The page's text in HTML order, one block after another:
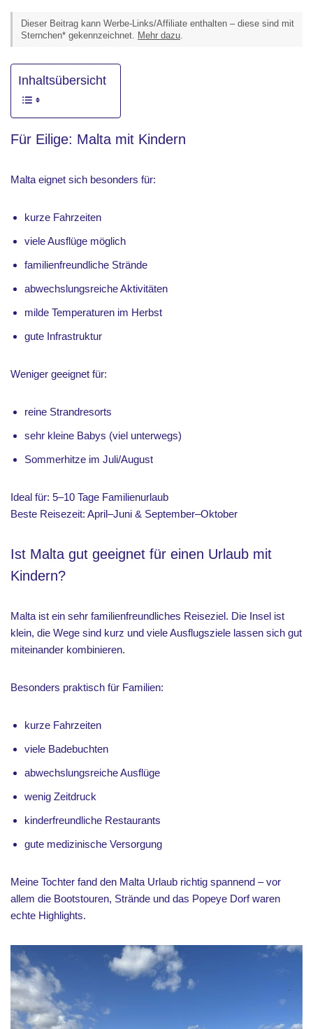
Dieser Beitrag kann Werbe-Links/Affiliate enthalten – diese sind mit
Sternchen* gekennzeichnet. Mehr dazu.
Inhaltsübersicht
Für Eilige: Malta mit Kindern
Malta eignet sich besonders für:
kurze Fahrzeiten
viele Ausflüge möglich
familienfreundliche Strände
abwechslungsreiche Aktivitäten
milde Temperaturen im Herbst
gute Infrastruktur
Weniger geeignet für:
reine Strandresorts
sehr kleine Babys (viel unterwegs)
Sommerhitze im Juli/August
Ideal für: 5–10 Tage Familienurlaub
Beste Reisezeit: April–Juni & September–Oktober
Ist Malta gut geeignet für einen Urlaub mit
Kindern?
Malta ist ein sehr familienfreundliches Reiseziel. Die Insel ist
klein, die Wege sind kurz und viele Ausflugsziele lassen sich gut
miteinander kombinieren.
Besonders praktisch für Familien:
kurze Fahrzeiten
viele Badebuchten
abwechslungsreiche Ausflüge
wenig Zeitdruck
kinderfreundliche Restaurants
gute medizinische Versorgung
Meine Tochter fand den Malta Urlaub richtig spannend – vor
allem die Bootstouren, Strände und das Popeye Dorf waren
echte Highlights.